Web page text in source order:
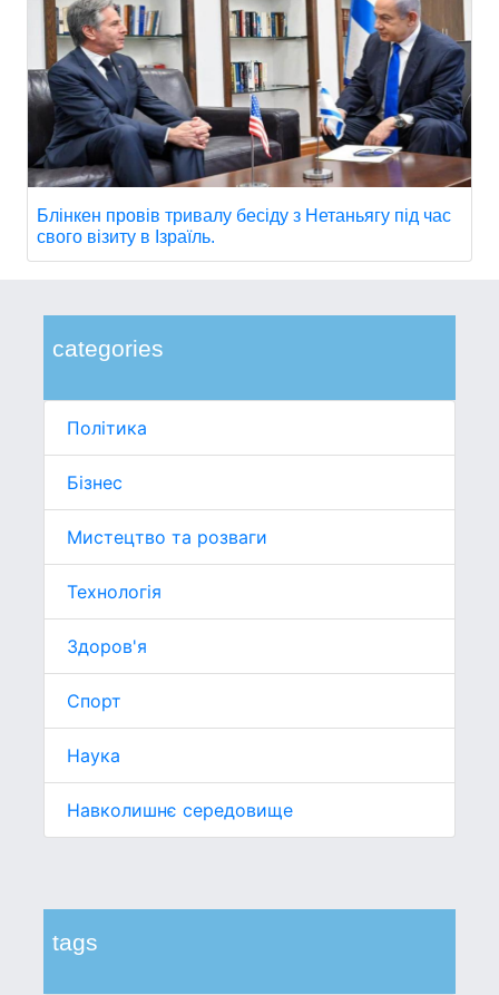
categories
Політика
Бізнес
Мистецтво та розваги
Технологія
Здоров'я
Спорт
Наука
Навколишнє середовище
tags
Блінкен провів тривалу бесіду з Нетаньягу під час
свого візиту в Ізраїль.